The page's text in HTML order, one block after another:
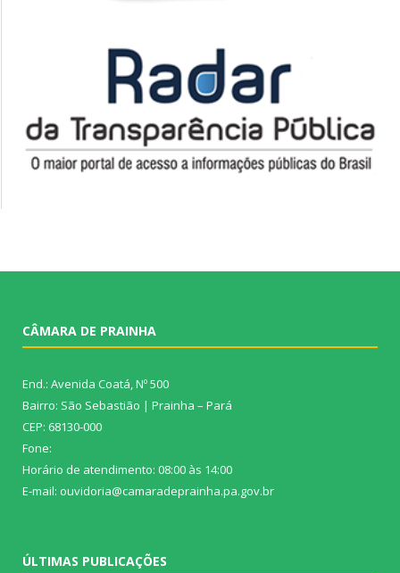
CÂMARA DE PRAINHA
End.: Avenida Coatá, Nº 500
Bairro: São Sebastião | Prainha – Pará
CEP: 68130-000
Fone:
Horário de atendimento: 08:00 às 14:00
E-mail: ouvidoria@camaradeprainha.pa.gov.br
ÚLTIMAS PUBLICAÇÕES